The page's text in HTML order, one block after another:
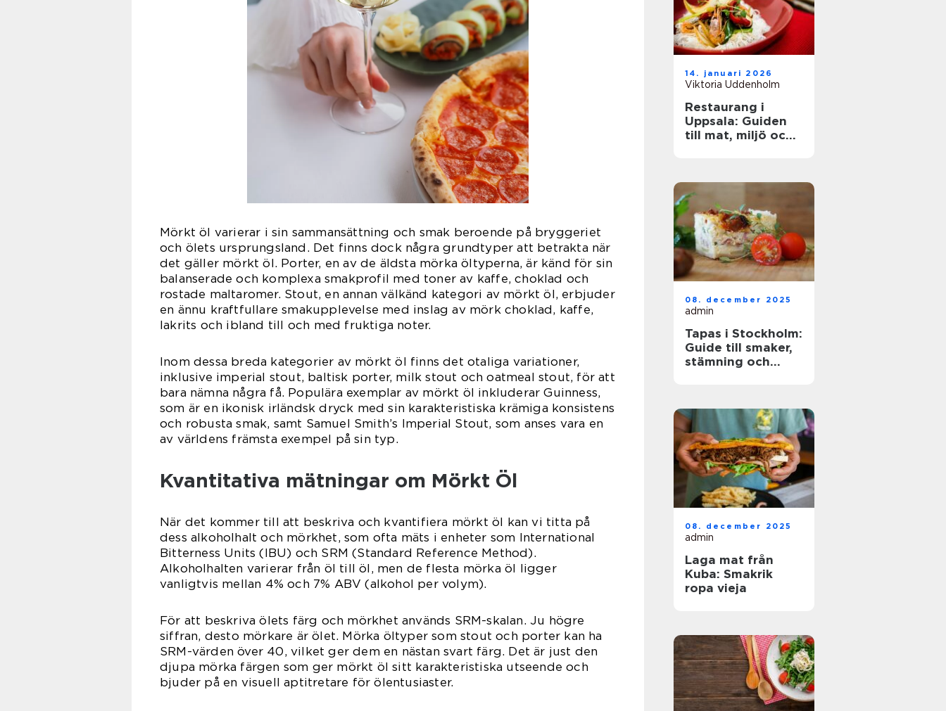
Mörkt öl varierar i sin sammansättning och smak beroende på bryggeriet
och ölets ursprungsland. Det finns dock några grundtyper att betrakta när
det gäller mörkt öl. Porter, en av de äldsta mörka öltyperna, är känd för sin
balanserade och komplexa smakprofil med toner av kaffe, choklad och
rostade maltaromer. Stout, en annan välkänd kategori av mörkt öl, erbjuder
en ännu kraftfullare smakupplevelse med inslag av mörk choklad, kaffe,
lakrits och ibland till och med fruktiga noter.
Inom dessa breda kategorier av mörkt öl finns det otaliga variationer,
inklusive imperial stout, baltisk porter, milk stout och oatmeal stout, för att
bara nämna några få. Populära exemplar av mörkt öl inkluderar Guinness,
som är en ikonisk irländsk dryck med sin karakteristiska krämiga konsistens
och robusta smak, samt Samuel Smith’s Imperial Stout, som anses vara en
av världens främsta exempel på sin typ.
Kvantitativa mätningar om Mörkt Öl
När det kommer till att beskriva och kvantifiera mörkt öl kan vi titta på
dess alkoholhalt och mörkhet, som ofta mäts i enheter som International
Bitterness Units (IBU) och SRM (Standard Reference Method).
Alkoholhalten varierar från öl till öl, men de flesta mörka öl ligger
vanligtvis mellan 4% och 7% ABV (alkohol per volym).
För att beskriva ölets färg och mörkhet används SRM-skalan. Ju högre
siffran, desto mörkare är ölet. Mörka öltyper som stout och porter kan ha
SRM-värden över 40, vilket ger dem en nästan svart färg. Det är just den
djupa mörka färgen som ger mörkt öl sitt karakteristiska utseende och
bjuder på en visuell aptitretare för ölentusiaster.
14. januari 2026
Viktoria Uddenholm
Restaurang i
Uppsala: Guiden
till mat, miljö och
08. december 2025
admin
Tapas i Stockholm:
Guide till smaker,
stämning och
08. december 2025
admin
Laga mat från
Kuba: Smakrik
ropa vieja